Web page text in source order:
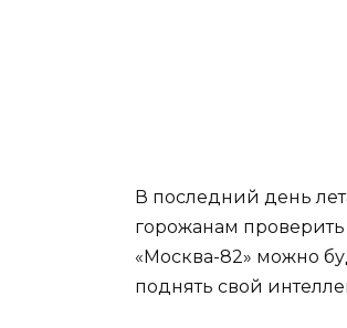
В последний день
горожанам
«Москва-82» можно
поднять свой